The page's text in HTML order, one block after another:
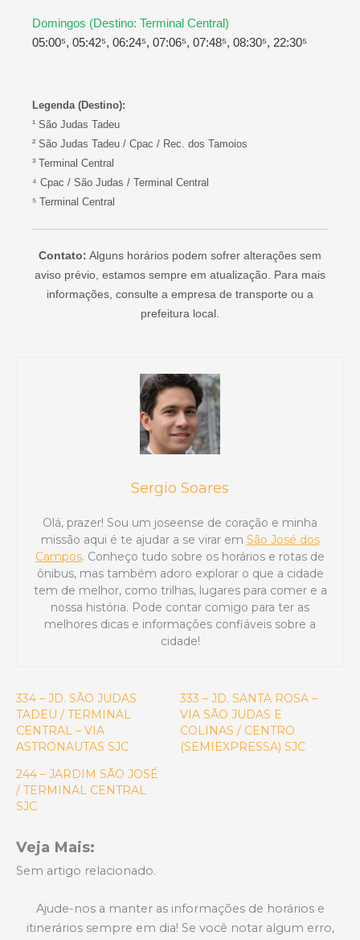
Domingos (Destino: Terminal Central)
05:00⁵, 05:42⁵, 06:24⁵, 07:06⁵, 07:48⁵, 08:30⁵, 22:30⁵
Legenda (Destino):
¹ São Judas Tadeu
² São Judas Tadeu / Cpac / Rec. dos Tamoios
³ Terminal Central
⁴ Cpac / São Judas / Terminal Central
⁵ Terminal Central
Contato: Alguns horários podem sofrer alterações sem
aviso prévio, estamos sempre em atualização. Para mais
informações, consulte a empresa de transporte ou a
prefeitura local.
Sergio Soares
Olá, prazer! Sou um joseense de coração e minha
missão aqui é te ajudar a se virar em São José dos
Campos. Conheço tudo sobre os horários e rotas de
ônibus, mas também adoro explorar o que a cidade
tem de melhor, como trilhas, lugares para comer e a
nossa história. Pode contar comigo para ter as
melhores dicas e informações confiáveis sobre a
cidade!
334 – JD. SÃO JUDAS
TADEU / TERMINAL
CENTRAL – VIA
ASTRONAUTAS SJC
333 – JD. SANTA ROSA –
VIA SÃO JUDAS E
COLINAS / CENTRO
(SEMIEXPRESSA) SJC
244 – JARDIM SÃO JOSÉ
/ TERMINAL CENTRAL
SJC
Veja Mais:
Sem artigo relacionado.
Ajude-nos a manter as informações de horários e
itinerários sempre em dia! Se você notar algum erro,